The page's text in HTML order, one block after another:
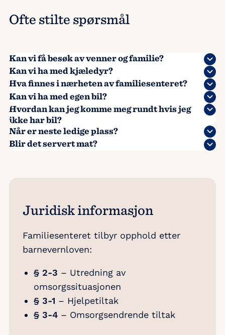
Ofte stilte spørsmål
Kan vi få besøk av venner og familie?
Kan vi ha med kjæledyr?
Hva finnes i nærheten av familiesenteret?
Kan vi ha med egen bil?
Hvordan kan jeg komme meg rundt hvis jeg
ikke har bil?
Når er neste ledige plass?
Blir det servert mat?
Juridisk informasjon
Familiesenteret tilbyr opphold etter
barnevernloven:
§ 2-3 – Utredning av
omsorgssituasjonen
§ 3-1 – Hjelpetiltak
§ 3-4– Omsorgsendrende tiltak